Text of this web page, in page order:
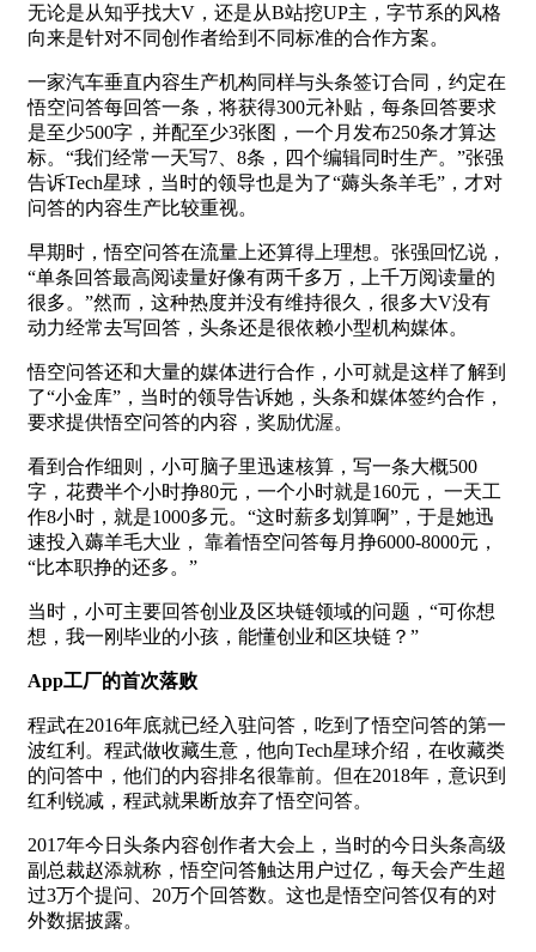
无论是从知乎找大V，还是从B站挖UP主，字节系的风格
向来是针对不同创作者给到不同标准的合作方案。
一家汽车垂直内容生产机构同样与头条签订合同，约定在
悟空问答每回答一条，将获得300元补贴，每条回答要求
是至少500字，并配至少3张图，一个月发布250条才算达
标。“我们经常一天写7、8条，四个编辑同时生产。”张强
告诉Tech星球，当时的领导也是为了“薅头条羊毛”，才对
问答的内容生产比较重视。
早期时，悟空问答在流量上还算得上理想。张强回忆说，
“单条回答最高阅读量好像有两千多万，上千万阅读量的
很多。”然而，这种热度并没有维持很久，很多大V没有
动力经常去写回答，头条还是很依赖小型机构媒体。
悟空问答还和大量的媒体进行合作，小可就是这样了解到
了“小金库”，当时的领导告诉她，头条和媒体签约合作，
要求提供悟空问答的内容，奖励优渥。
看到合作细则，小可脑子里迅速核算，写一条大概500
字，花费半个小时挣80元，一个小时就是160元， 一天工
作8小时，就是1000多元。“这时薪多划算啊”，于是她迅
速投入薅羊毛大业， 靠着悟空问答每月挣6000-8000元，
“比本职挣的还多。”
当时，小可主要回答创业及区块链领域的问题，“可你想
想，我一刚毕业的小孩，能懂创业和区块链？”
App工厂的首次落败
程武在2016年底就已经入驻问答，吃到了悟空问答的第一
波红利。程武做收藏生意，他向Tech星球介绍，在收藏类
的问答中，他们的内容排名很靠前。但在2018年，意识到
红利锐减，程武就果断放弃了悟空问答。
2017年今日头条内容创作者大会上，当时的今日头条高级
副总裁赵添就称，悟空问答触达用户过亿，每天会产生超
过3万个提问、20万个回答数。这也是悟空问答仅有的对
外数据披露。